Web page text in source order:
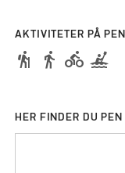
AKTIVITETER PÅ
hiking directions_walk directions_bike kayaking
HER FINDER DU PEN